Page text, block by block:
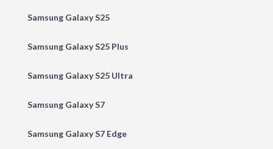
Samsung Galaxy S25
Samsung Galaxy S25 Plus
Samsung Galaxy S25 Ultra
Samsung Galaxy S7
Samsung Galaxy S7 Edge